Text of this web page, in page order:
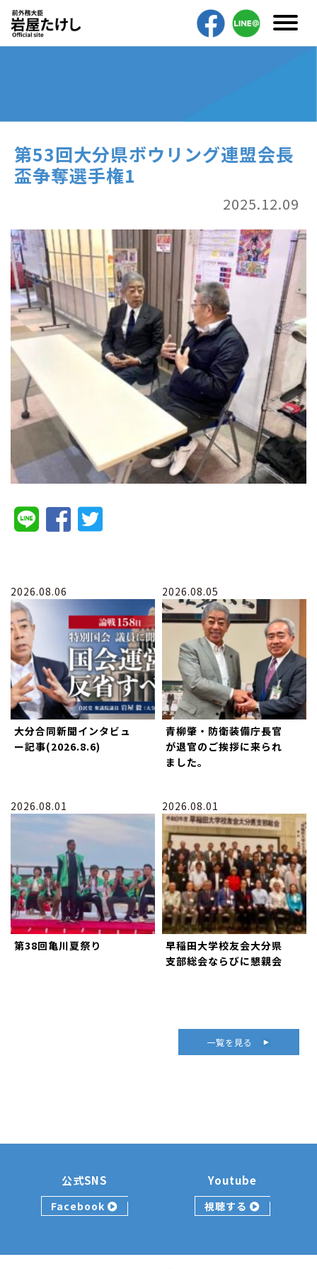
第53回大分県ボウリング連盟会長
盃争奪選手権1
2025.12.09
2026.08.06
大分合同新聞インタビュ
ー記事(2026.8.6)
2026.08.05
青柳肇・防衛装備庁長官
が退官のご挨拶に来られ
ました。
2026.08.01
第38回亀川夏祭り
2026.08.01
早稲田大学校友会大分県
支部総会ならびに懇親会
一覧を見る
公式SNS
Facebook
Youtube
視聴する